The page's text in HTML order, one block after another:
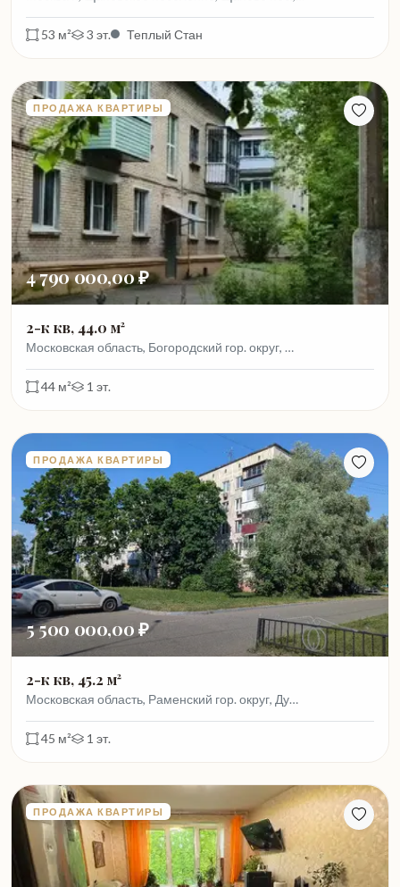
53 м² 3 эт. Теплый Стан
ПРОДАЖА КВАРТИРЫ
4 790 000,00 ₽
2-к кв, 44.0 м²
Московская область, Богородский гор. округ, …
44 м² 1 эт.
ПРОДАЖА КВАРТИРЫ
5 500 000,00 ₽
2-к кв, 45.2 м²
Московская область, Раменский гор. округ, Ду…
45 м² 1 эт.
ПРОДАЖА КВАРТИРЫ